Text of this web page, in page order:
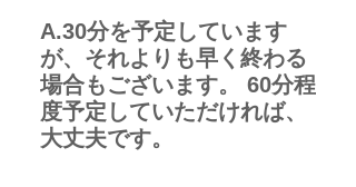
A.30分を予定しています
が、それよりも早く終わる
場合もございます。 60分程
度予定していただければ、
大丈夫です。